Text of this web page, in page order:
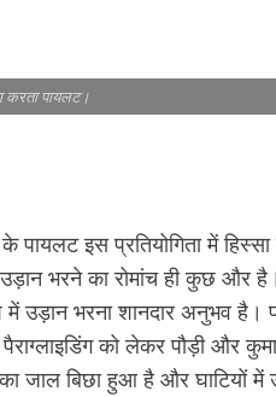
करता पायलट।
पायलट इस प्रतियोगिता में
भरने का रोमांच ही कुछ और
भरना शानदार अनुभव है।
को लेकर पौड़ी और
जाल बिछा हुआ है और घाटियों में